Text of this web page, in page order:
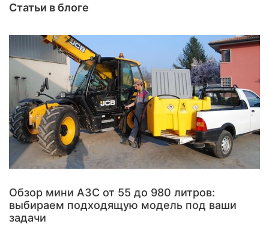
Статьи в блоге
Обзор мини АЗС от 55 до 980 литров:
выбираем подходящую модель под ваши
задачи